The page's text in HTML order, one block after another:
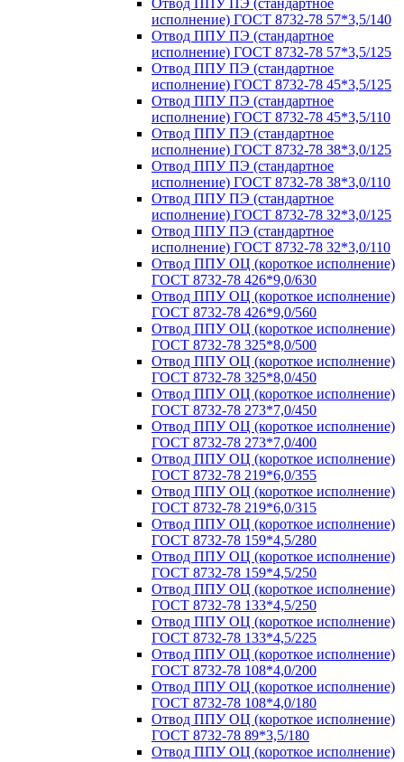
Отвод ППУ ПЭ (стандартное
исполнение) ГОСТ 8732-78 57*3,5/140
Отвод ППУ ПЭ (стандартное
исполнение) ГОСТ 8732-78 57*3,5/125
Отвод ППУ ПЭ (стандартное
исполнение) ГОСТ 8732-78 45*3,5/125
Отвод ППУ ПЭ (стандартное
исполнение) ГОСТ 8732-78 45*3,5/110
Отвод ППУ ПЭ (стандартное
исполнение) ГОСТ 8732-78 38*3,0/125
Отвод ППУ ПЭ (стандартное
исполнение) ГОСТ 8732-78 38*3,0/110
Отвод ППУ ПЭ (стандартное
исполнение) ГОСТ 8732-78 32*3,0/125
Отвод ППУ ПЭ (стандартное
исполнение) ГОСТ 8732-78 32*3,0/110
Отвод ППУ ОЦ (короткое исполнение)
ГОСТ 8732-78 426*9,0/630
Отвод ППУ ОЦ (короткое исполнение)
ГОСТ 8732-78 426*9,0/560
Отвод ППУ ОЦ (короткое исполнение)
ГОСТ 8732-78 325*8,0/500
Отвод ППУ ОЦ (короткое исполнение)
ГОСТ 8732-78 325*8,0/450
Отвод ППУ ОЦ (короткое исполнение)
ГОСТ 8732-78 273*7,0/450
Отвод ППУ ОЦ (короткое исполнение)
ГОСТ 8732-78 273*7,0/400
Отвод ППУ ОЦ (короткое исполнение)
ГОСТ 8732-78 219*6,0/355
Отвод ППУ ОЦ (короткое исполнение)
ГОСТ 8732-78 219*6,0/315
Отвод ППУ ОЦ (короткое исполнение)
ГОСТ 8732-78 159*4,5/280
Отвод ППУ ОЦ (короткое исполнение)
ГОСТ 8732-78 159*4,5/250
Отвод ППУ ОЦ (короткое исполнение)
ГОСТ 8732-78 133*4,5/250
Отвод ППУ ОЦ (короткое исполнение)
ГОСТ 8732-78 133*4,5/225
Отвод ППУ ОЦ (короткое исполнение)
ГОСТ 8732-78 108*4,0/200
Отвод ППУ ОЦ (короткое исполнение)
ГОСТ 8732-78 108*4,0/180
Отвод ППУ ОЦ (короткое исполнение)
ГОСТ 8732-78 89*3,5/180
Отвод ППУ ОЦ (короткое исполнение)